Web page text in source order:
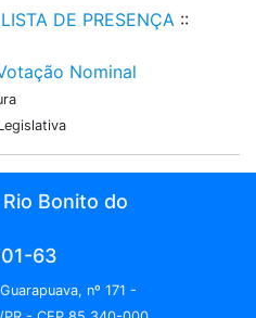
LISTA DE PRESENÇA::
Nominal
Bonito do
63
nº 171 -